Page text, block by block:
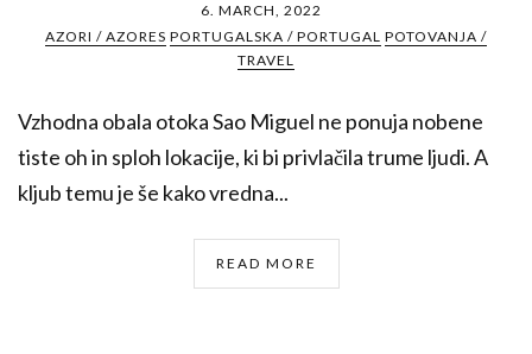
6. MARCH, 2022
AZORI / AZORES PORTUGALSKA / PORTUGAL POTOVANJA /
TRAVEL
Vzhodna obala otoka Sao Miguel ne ponuja nobene
tiste oh in sploh lokacije, ki bi privlačila trume ljudi. A
kljub temu je še kako vredna...
READ MORE